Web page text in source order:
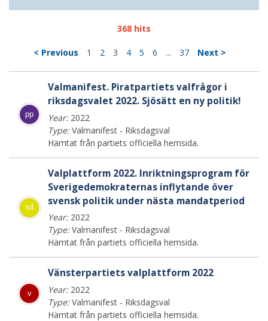
368 hits
< Previous 1 2 3 4 5 6 ... 37 Next >
pp
Valmanifest. Piratpartiets valfrågor i
riksdagsvalet 2022. Sjösätt en ny politik!
Year:2022
Type:Valmanifest - Riksdagsval
Hämtat från partiets officiella hemsida.
sd
Valplattform 2022. Inriktningsprogram för
Sverigedemokraternas inflytande över
svensk politik under nästa mandatperiod
Year:2022
Type:Valmanifest - Riksdagsval
Hämtat från partiets officiella hemsida.
v
Vänsterpartiets valplattform 2022
Year:2022
Type:Valmanifest - Riksdagsval
Hämtat från partiets officiella hemsida.